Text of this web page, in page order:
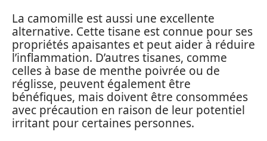
La camomille est aussi une excellente
alternative. Cette tisane est connue pour ses
propriétés apaisantes et peut aider à réduire
l’inflammation. D’autres tisanes, comme
celles à base de menthe poivrée ou de
réglisse, peuvent également être
bénéfiques, mais doivent être consommées
avec précaution en raison de leur potentiel
irritant pour certaines personnes.